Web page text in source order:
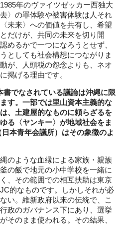
年のヴァイツゼッカー西独大
〉の罪体験や被害体験は人それ
未来〉への価値を共有し、希望
だけが、共同の未来を切り開
めるかで一つになろうとせず、
としても社会構想につながりま
が、人頭税の怨念よりも、ネオ
掲げる理由です。
でなされている議論は沖縄に限
す。一部では里山資本主義的な
、土建屋的なものに頼らざるを
る〈ヤンキー〉が地域社会をま
本青年会議所）はその象徴のよ
のような血縁による家族・親族
の飯で地元の小中学校を一緒に
、その範囲での相互扶助は東京
的なものです。しかしそれが必
い。維新政府以来の伝統で、こ
政のガバナンス下にあり、選挙
そのまま使われる。その結果、